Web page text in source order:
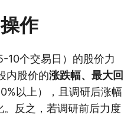
作
10个交易日）的股价力
内股价的涨跌幅、最大回
以上），且调研后涨幅
反之，若调研前后力度